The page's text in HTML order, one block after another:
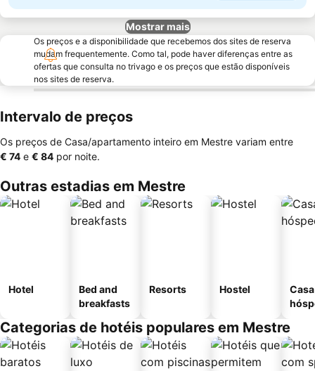
Mostrar mais
Os preços e a disponibilidade que recebemos dos sites de reserva
mudam frequentemente. Como tal, pode haver diferenças entre as
ofertas que consulta no trivago e os preços que estão disponíveis
nos sites de reserva.
Intervalo de preços
Os preços de Casa/apartamento inteiro em Mestre variam entre
‎€ 74 e ‎€ 84 por noite.
Outras estadias em Mestre
Hotel
Bed and
breakfasts
Resorts Hostel
Categorias de hotéis populares em Mestre